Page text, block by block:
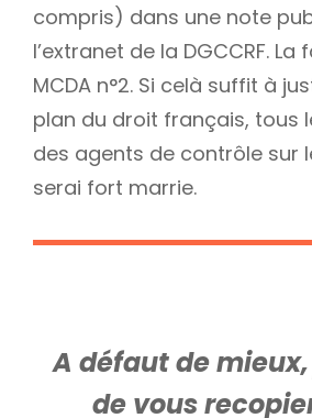
compris) dans une note
l’extranet de la DGCCRF.
MCDA n°2. Si celà suffit à
plan du droit français, tous
des agents de contrôle sur
serai fort marrie.
A défaut de
de vous